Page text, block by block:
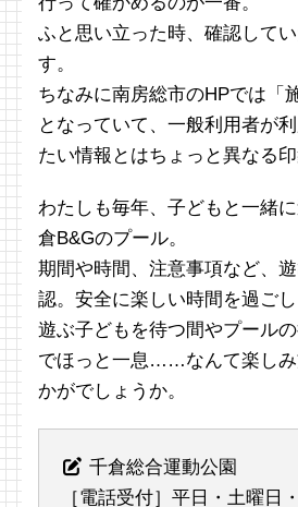
ふと思い立った時、確認して
す。
ちなみに南房総市のHPでは「
となっていて、一般利用者が
たい情報とはちょっと異なる印
わたしも毎年、子どもと一緒
倉B&Gのプール。
期間や時間、注意事項など、
認。安全に楽しい時間を過ごし
遊ぶ子どもを待つ間やプール
でほっと一息……なんて楽しみ
かがでしょうか。
千倉総合運動公園
［電話受付］平日・土曜日